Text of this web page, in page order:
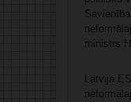
ministrs
Latvija